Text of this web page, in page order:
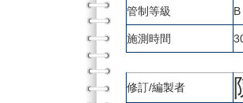
管制等級 B
施測時間
修訂/編製者